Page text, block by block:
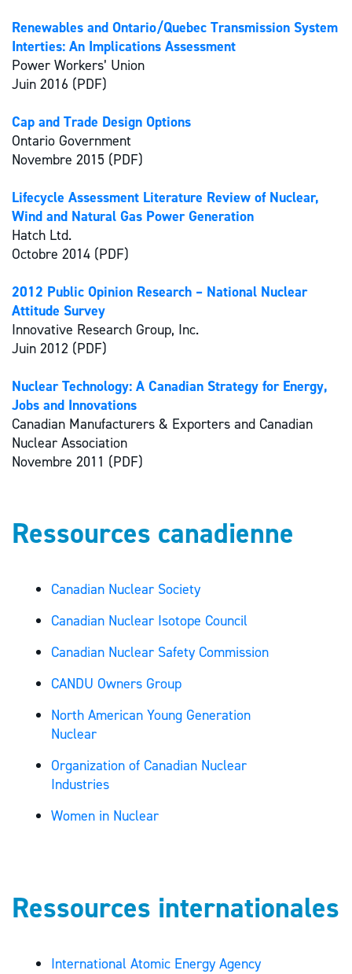
Renewables and Ontario/Quebec Transmission System
Interties: An Implications Assessment
Power Workers’ Union
Juin 2016 (PDF)
Cap and Trade Design Options
Ontario Government
Novembre 2015 (PDF)
Lifecycle Assessment Literature Review of Nuclear,
Wind and Natural Gas Power Generation
Hatch Ltd.
Octobre 2014 (PDF)
2012 Public Opinion Research – National Nuclear
Attitude Survey
Innovative Research Group, Inc.
Juin 2012 (PDF)
Nuclear Technology: A Canadian Strategy for Energy,
Jobs and Innovations
Canadian Manufacturers & Exporters and Canadian
Nuclear Association
Novembre 2011 (PDF)
Ressources canadienne
Canadian Nuclear Society
Canadian Nuclear Isotope Council
Canadian Nuclear Safety Commission
CANDU Owners Group
North American Young Generation
Nuclear
Organization of Canadian Nuclear
Industries
Women in Nuclear
Ressources internationales
International Atomic Energy Agency